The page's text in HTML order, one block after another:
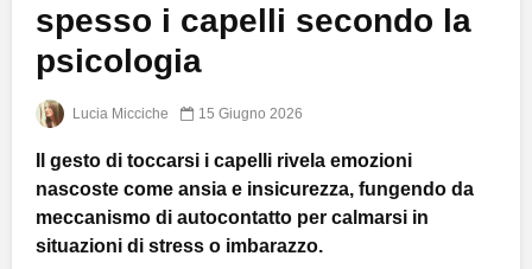
spesso i capelli secondo la
psicologia
Lucia Micciche 15 Giugno 2026
Il gesto di toccarsi i capelli rivela emozioni
nascoste come ansia e insicurezza, fungendo da
meccanismo di autocontatto per calmarsi in
situazioni di stress o imbarazzo.